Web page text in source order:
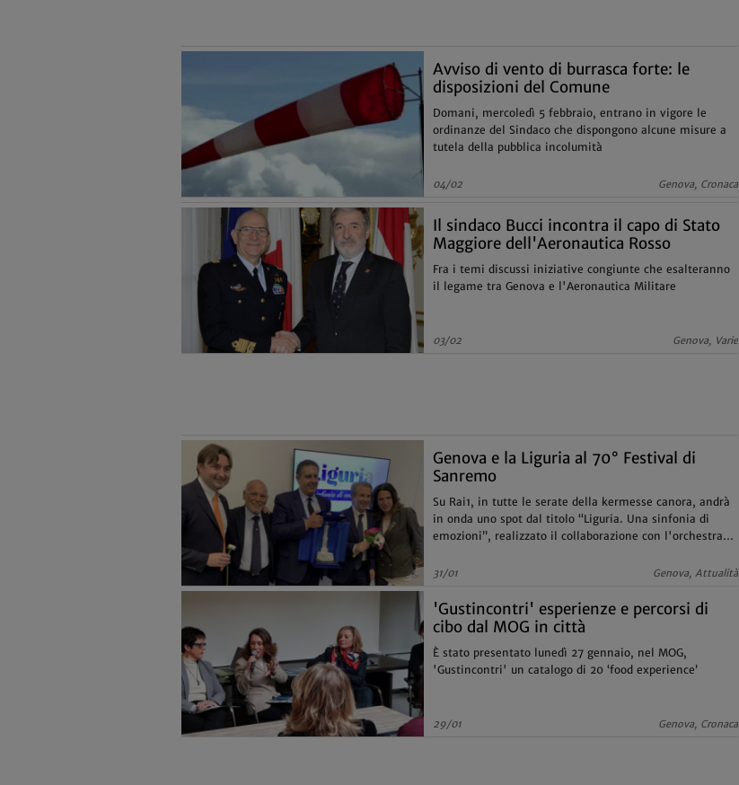
Avviso di vento di burrasca forte: le
disposizioni del Comune
Domani, mercoledì 5 febbraio, entrano in vigore le
ordinanze del Sindaco che dispongono alcune misure a
tutela della pubblica incolumità
04/02 Genova, Cronaca
Il sindaco Bucci incontra il capo di Stato
Maggiore dell'Aeronautica Rosso
Fra i temi discussi iniziative congiunte che esalteranno
il legame tra Genova e l'Aeronautica Militare
03/02 Genova, Varie
Genova e la Liguria al 70° Festival di
Sanremo
Su Rai1, in tutte le serate della kermesse canora, andrà
in onda uno spot dal titolo “Liguria. Una sinfonia di
emozioni”, realizzato il collaborazione con l'orchestra
ligure
31/01 Genova, Attualità
'Gustincontri' esperienze e percorsi di
cibo dal MOG in città
È stato presentato lunedì 27 gennaio, nel MOG,
'Gustincontri' un catalogo di 20 ‘food experience’
29/01 Genova, Cronaca